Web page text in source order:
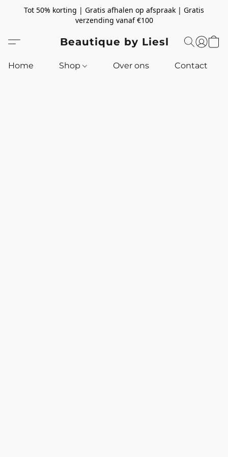
Tot 50% korting | Gratis afhalen op afspraak | Gratis
verzending vanaf €100
Beautique by Liesl
Home Shop Over ons Contact